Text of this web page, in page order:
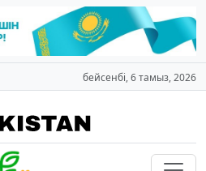
бейсенбі, 6 тамыз, 2026